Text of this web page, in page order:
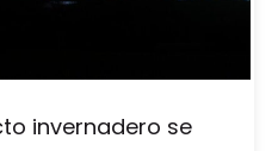
invernadero se